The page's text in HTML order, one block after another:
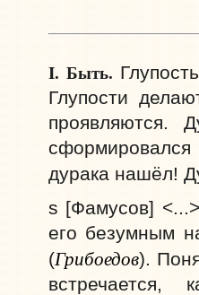
I. Быть.
Глупости
проявляются.
дурака нашёл!
s [Фамусов]
его безумным
(Грибоедов).
встречается,